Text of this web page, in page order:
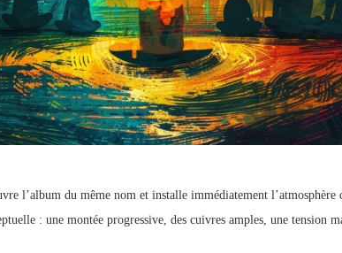
l’album du même nom et installe immédiatement
: une montée progressive, des cuivres amples, une tension